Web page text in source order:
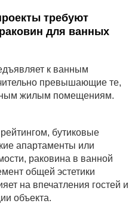
требуют
для ванных
к ванным
превышающие те,
жилым помещениям.
бутиковые
апартаменты или
раковина в ванной
общей эстетики
на впечатления гостей и
объекта.